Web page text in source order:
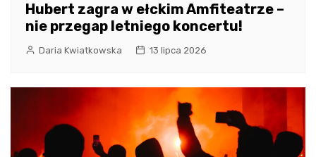
Hubert zagra w ełckim Amfiteatrze –
nie przegap letniego koncertu!
Daria Kwiatkowska 13 lipca 2026